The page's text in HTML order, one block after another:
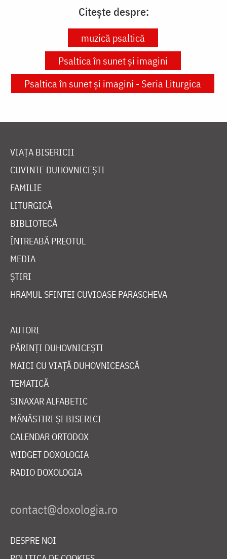
Citește despre:
muzică psaltică
Psaltica în sunet și imagini
Psaltica în sunet și imagini - Seria Liturgica
VIAȚA BISERICII
CUVINTE DUHOVNICEȘTI
FAMILIE
LITURGICĂ
BIBLIOTECĂ
ÎNTREABĂ PREOTUL
MEDIA
ȘTIRI
HRAMUL SFINTEI CUVIOASE PARASCHEVA
AUTORI
PĂRINȚI DUHOVNICEȘTI
MAICI CU VIAȚĂ DUHOVNICEASCĂ
TEMATICĂ
SINAXAR ALFABETIC
MĂNĂSTIRI ȘI BISERICI
CALENDAR ORTODOX
WIDGET DOXOLOGIA
RADIO DOXOLOGIA
DESPRE NOI